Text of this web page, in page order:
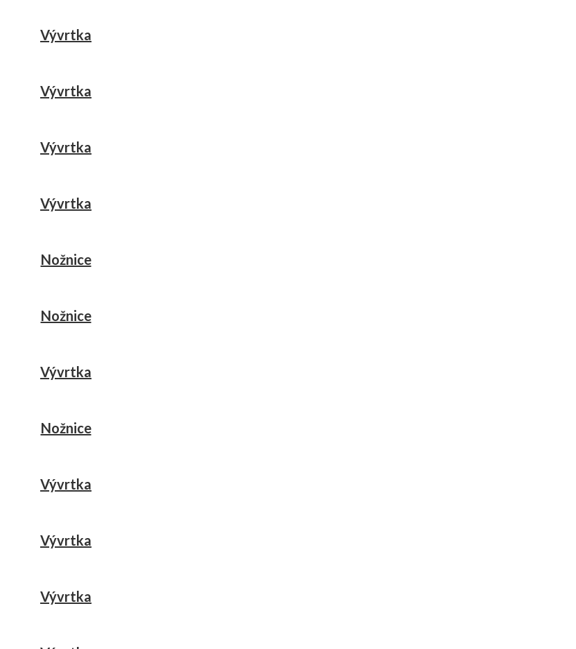
Vývrtka
Vývrtka
Vývrtka
Vývrtka
Nožnice
Nožnice
Vývrtka
Nožnice
Vývrtka
Vývrtka
Vývrtka